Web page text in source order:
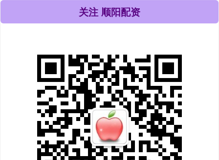
关注 顺阳配资